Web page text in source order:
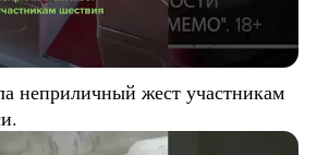
неприличный жест участникам